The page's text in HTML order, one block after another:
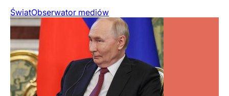
ŚwiatObserwator mediów